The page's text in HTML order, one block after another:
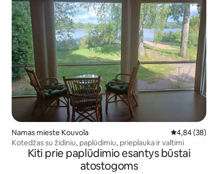
Namas mieste Kouvola Vidutinis
4,84 (38)
Kotedžas su židiniu, paplūdimiu, prieplauka ir valtimi
Kiti prie paplūdimio esantys būstai
atostogoms